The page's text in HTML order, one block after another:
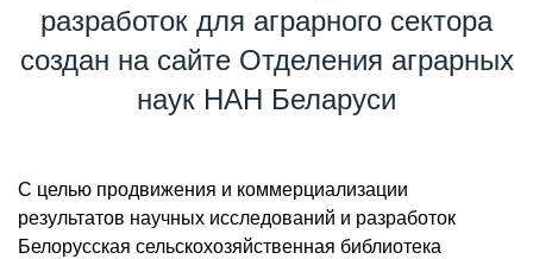
разработок для аграрного сектора
создан на сайте Отделения аграрных
наук НАН Беларуси
С целью продвижения и коммерциализации
результатов научных исследований и разработок
Белорусская сельскохозяйственная библиотека